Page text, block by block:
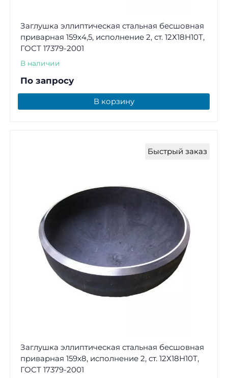
Заглушка эллиптическая стальная бесшовная
приварная 159х4,5, исполнение 2, ст. 12Х18Н10Т,
ГОСТ 17379-2001
В наличии
По запросу
В корзину
Быстрый заказ
Заглушка эллиптическая стальная бесшовная
приварная 159х8, исполнение 2, ст. 12Х18Н10Т,
ГОСТ 17379-2001